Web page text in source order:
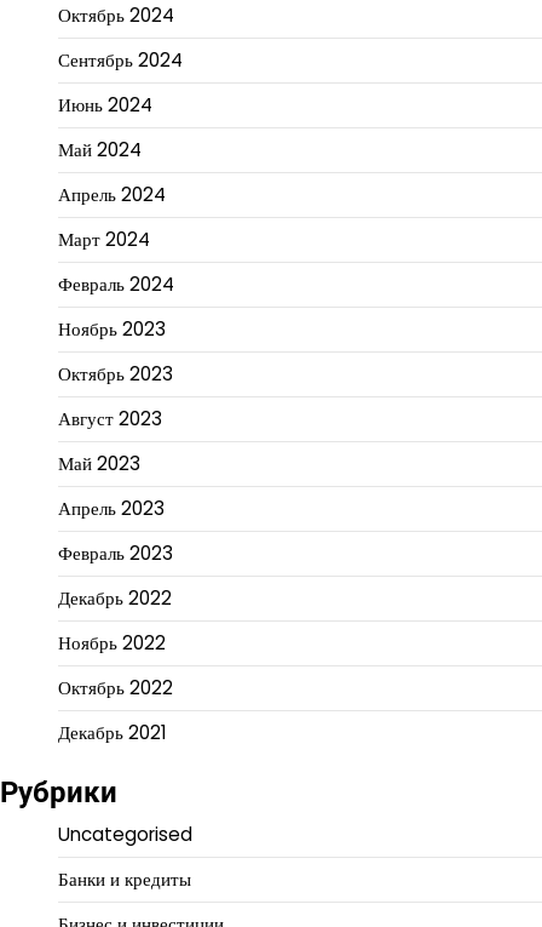
Октябрь 2024
Сентябрь 2024
Июнь 2024
Май 2024
Апрель 2024
Март 2024
Февраль 2024
Ноябрь 2023
Октябрь 2023
Август 2023
Май 2023
Апрель 2023
Февраль 2023
Декабрь 2022
Ноябрь 2022
Октябрь 2022
Декабрь 2021
Рубрики
Uncategorised
Банки и кредиты